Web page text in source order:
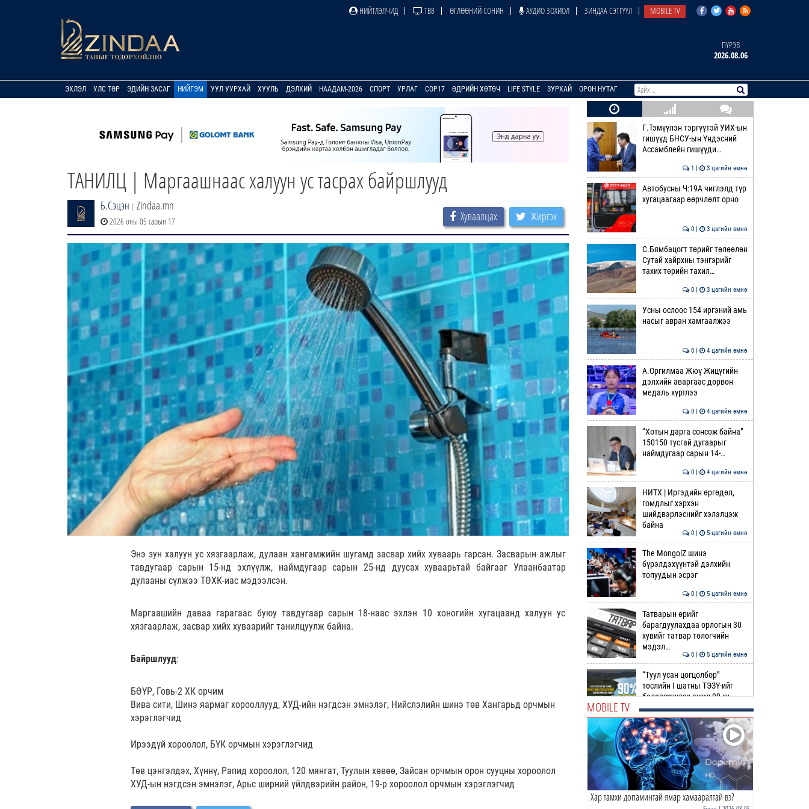
НИЙТЛЭЛЧИД ТВ8 ӨГЛӨӨНИЙ СОНИН АУДИО ЗОХИОЛ ЗИНДАА СЭТГҮҮЛ MOBILE TV
ПҮРЭВ
2026.08.06
ЭХЛЭЛ УЛС ТӨР ЭДИЙН ЗАСАГ НИЙГЭМ УУЛ УУРХАЙ ХУУЛЬ ДЭЛХИЙ НААДАМ-2026 СПОРТ УРЛАГ COP17 ӨДРИЙН ХӨТӨЧ LIFE STYLE ЗУРХАЙ ОРОН НУТАГ
ТАНИЛЦ | Маргаашнаас халуун ус тасрах байршлууд
Б.Сэцэн | Zindaa.mn
2026 оны 05 сарын 17 Хуваалцах Жиргэх
Энэ зун халуун ус хязгаарлаж, дулаан хангамжийн шугамд засвар хийх хуваарь гарсан. Засварын ажлыг
тавдугаар сарын 15-нд эхлүүлж, наймдугаар сарын 25-нд дуусах хуваарьтай байгааг Улаанбаатар
дулааны сүлжээ ТӨХК-иас мэдээлсэн.
Маргаашийн даваа гарагаас буюу тавдугаар сарын 18-наас эхлэн 10 хоногийн хугацаанд халуун ус
хязгаарлаж, засвар хийх хуваарийг танилцуулж байна.
Байршлууд:
БӨҮР, Говь-2 ХК орчим
Вива сити, Шинэ яармаг хорооллууд, ХУД-ийн нэгдсэн эмнэлэг, Нийслэлийн шинэ төв Хангарьд орчмын
хэрэглэгчид
Ирээдүй хороолол, БҮК орчмын хэрэглэгчид
Төв цэнгэлдэх, Хүннү, Рапид хороолол, 120 мянгат, Туулын хөвөө, Зайсан орчмын орон сууцны хороолол
ХУД-ын нэгдсэн эмнэлэг, Арьс ширний үйлдвэрийн район, 19-р хороолол орчмын хэрэглэгчид
Г.Тэмүүлэн тэргүүтэй УИХ-ын
гишүүд БНСУ-ын Үндэсний
Ассамблейн гишүүди…
1 | 3 цагийн өмнө
Автобусны Ч:19А чиглэлд түр
хугацаагаар өөрчлөлт орно
0 | 3 цагийн өмнө
С.Бямбацогт төрийг төлөөлөн
Сутай хайрхны тэнгэрийг
тахих төрийн тахил…
0 | 3 цагийн өмнө
Усны ослоос 154 иргэний амь
насыг авран хамгаалжээ
0 | 4 цагийн өмнө
А.Оргилмаа Жюү Жицүгийн
дэлхийн аваргаас дөрвөн
медаль хүртлээ
0 | 4 цагийн өмнө
“Хотын дарга сонсож байна”
150150 тусгай дугаарыг
наймдугаар сарын 14-…
0 | 4 цагийн өмнө
НИТХ | Иргэдийн өргөдөл,
гомдлыг хэрхэн
шийдвэрлэснийг хэлэлцэж
байна
0 | 5 цагийн өмнө
The MongolZ шинэ
бүрэлдэхүүнтэй дэлхийн
топуудын эсрэг
0 | 5 цагийн өмнө
Татварын өрийг
барагдуулахдаа орлогын 30
хувийг татвар төлөгчийн
мэдэл…
0 | 5 цагийн өмнө
“Туул усан цогцолбор”
төслийн I шатны ТЭЗҮ-ийг
боловсруулах ажил 90 ху…
Нийслэлийн иргэдийн
Төлөөлөгчдийн Хурлын
Ээлжит VIII хуралдаан
эхэллээ
0 | 6 цагийн өмнө
ТОО | Гадаад валютын нөөц
MOBILE TV
Хар тамхи допаминтай ямар хамааралтай вэ?